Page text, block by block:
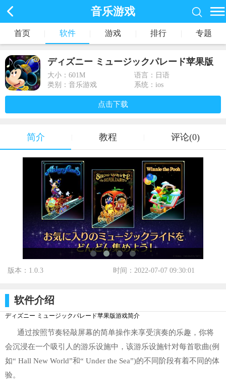
音乐游戏
首页 软件 游戏 排行 专题
ディズニー ミュージックパレード苹果版
1.0.3_ios
大小： 601M
语言：日语
类别：音乐游戏
系统：ios
点击下载
简介 教程 评论(0)
版本：1.0.3 时间：2022-07-07 09:30:01
软件介绍
ディズニー ミュージックパレード苹果版游戏简介
通过按照节奏轻敲屏幕的简单操作来享受演奏的乐趣，你将
会沉浸在一个吸引人的游乐设施中，该游乐设施针对每首歌曲(例
如“ Hall New World”和“ Under the Sea”)的不同阶段有着不同的体
验。